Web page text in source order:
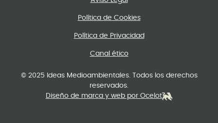
© 2025 Ideas Medioambientales. Todos los derechos
reservados.
Diseño de marca y web por Ocelot
Política de Cookies
Política de Privacidad
Canal ético